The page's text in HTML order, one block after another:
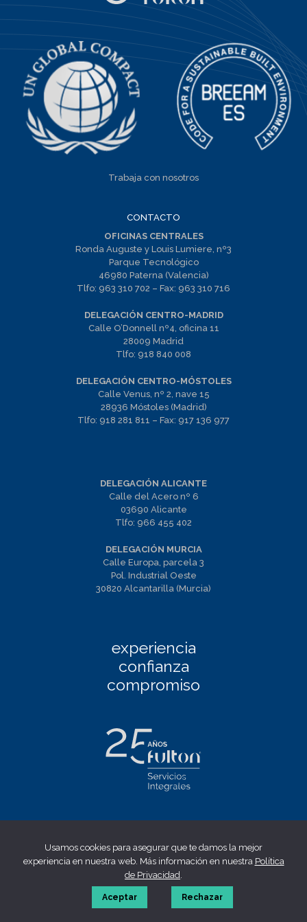
Trabaja con nosotros
CONTACTO
OFICINAS CENTRALES
Ronda Auguste y Louis Lumiere, nº3
Parque Tecnológico
46980 Paterna (Valencia)
Tlfo: 963 310 702 – Fax: 963 310 716
DELEGACIÓN CENTRO-MADRID
Calle O’Donnell nº4, oficina 11
28009 Madrid
Tlfo: 918 840 008
DELEGACIÓN CENTRO-MÓSTOLES
Calle Venus, nº 2, nave 15
28936 Móstoles (Madrid)
Tlfo: 918 281 811 – Fax: 917 136 977
DELEGACIÓN ALICANTE
Calle del Acero nº 6
03690 Alicante
Tlfo: 966 455 402
DELEGACIÓN MURCIA
Calle Europa, parcela 3
Pol. Industrial Oeste
30820 Alcantarilla (Murcia)
experiencia
confianza
compromiso
Aviso Legal
Política de privacidad Política de cookies
Canal ético
© 2023 fulton | Made by
Usamos cookies para asegurar que te damos la mejor
experiencia en nuestra web. Más información en nuestra Política
de Privacidad.
Aceptar Rechazar